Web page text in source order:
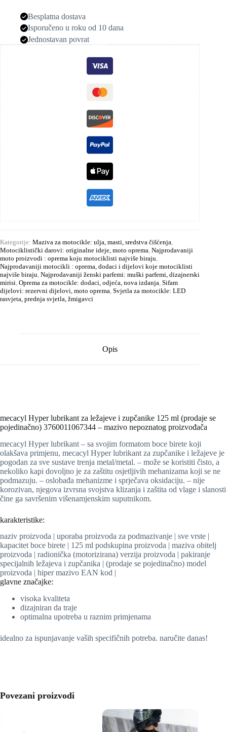
Besplatna dostava
Isporučeno u roku od 10 dana
Jednostavan povrat
Kategorije: Maziva za motocikle: ulja, masti, sredstva čišćenja,
Motociklistički darovi: originalne ideje, moto oprema, Najprodavaniji
moto proizvodi : oprema koju motociklisti najviše biraju,
Najprodavaniji motocikli : oprema, dodaci i dijelovi koje motociklisti
najviše biraju, Najprodavaniji ženski parfemi: muški parfemi, dizajnerski
mirisi, Oprema za motocikle: dodaci, odjeća, nova izdanja, Sifam
dijelovi: rezervni dijelovi, moto oprema, Svjetla za motocikle: LED
rasvjeta, prednja svjetla, žmigavci
Opis
mecacyl Hyper lubrikant za ležajeve i zupčanike 125 ml (prodaje se
pojedinačno) 3760011067344 – mazivo nepoznatog proizvođača
mecacyl Hyper lubrikant – sa svojim formatom boce birete koji
olakšava primjenu, mecacyl Hyper lubrikant za zupčanike i ležajeve je
pogodan za sve sustave trenja metal/metal. – može se koristiti čisto, a
nekoliko kapi dovoljno je za zaštitu osjetljivih mehanizama koji se ne
podmazuju. – oslobađa mehanizme i sprječava oksidaciju. – nije
korozivan, njegova izvrsna svojstva klizanja i zaštita od vlage i slanosti
čine ga savršenim višenamjenskim suputnikom.
karakteristike:
naziv proizvoda | uporaba proizvoda za podmazivanje | sve vrste |
kapacitet boce birete | 125 ml podskupina proizvoda | maziva obitelj
proizvoda | radionička (motorizirana) verzija proizvoda | pakiranje
specijalnih ležajeva i zupčanika | (prodaje se pojedinačno) model
proizvoda | hiper mazivo EAN kod |
glavne značajke:
visoka kvaliteta
dizajniran da traje
optimalna upotreba u raznim primjenama
idealno za ispunjavanje vaših specifičnih potreba. naručite danas!
Povezani proizvodi